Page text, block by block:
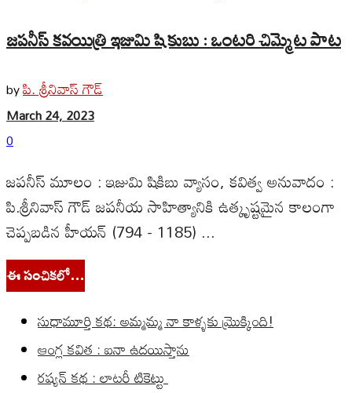
జపనీస్ కవయిత్రి ఇజుమి షికుబు : ఒంటరి చిమ్మెట పాట
byపి. శ్రీనివాస్ గౌడ్
March 24, 2023
0
జపనీస్ మూలం : ఇజుమి షికిబు వ్యాసం, కవిత్వ అనువాదం :
పి.శ్రీనివాస్ గౌడ్ జపనీయ సాహిత్యానికి ఉత్కృష్టమైన కాలంగా
చెప్పబడిన హీయన్ (794 - 1185) ...
ఈ సంచికలో…
సుధామూర్తి కథ: అమ్మమ్మ నా కాళ్ళకు మ్రొక్కింది!
ఆంగ్ల కవిత : ఐనా ఉదయిస్తాను
రష్యన్ కథ : లాటరీ టికెట్టు